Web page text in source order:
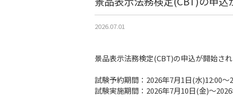
2026.07.01
景品表示法務検定(CBT)の申込が開始され
試験予約期間：2026年7月1日(水)12:00～
試験実施期間：2026年7月10日(金)～